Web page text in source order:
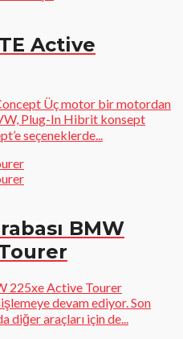
Active
Üç motor bir motordan
Plug-In Hibrit konsept
seçeneklerde...
BMW
225xe Active Tourer
devam ediyor. Son
diğer araçları için de...